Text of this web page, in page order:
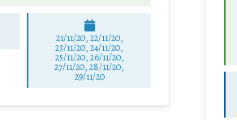
21/11/20, 22/11/20,
23/11/20, 24/11/20,
25/11/20, 26/11/20,
27/11/20, 28/11/20,
29/11/20